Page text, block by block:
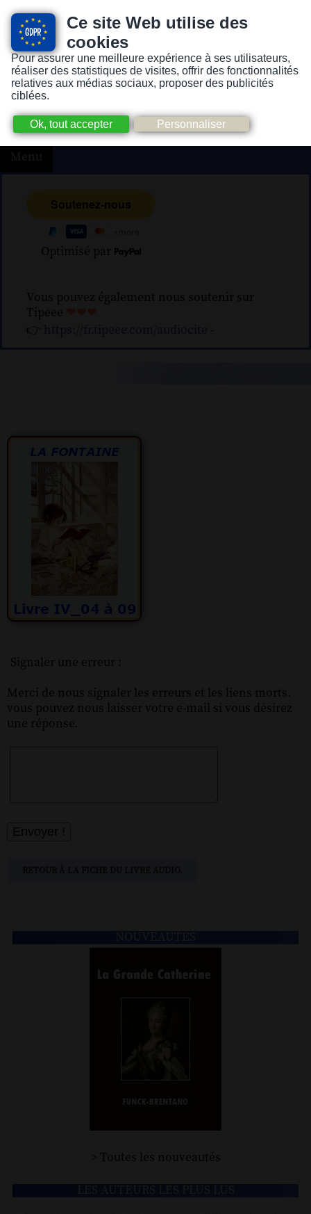
Ce site Web utilise des
cookies
Pour assurer une meilleure expérience à ses utilisateurs,
réaliser des statistiques de visites, offrir des fonctionnalités
relatives aux médias sociaux, proposer des publicités
ciblées.
Version pour personnes mal-voyantes ou non-voyantes
Menu
Optimisé par
Vous pouvez également nous soutenir sur
Tipeee
👉
-
Signaler une erreur :
Merci de nous signaler les erreurs et les liens morts.
vous pouvez nous laisser votre e-mail si vous désirez
une réponse.
> Toutes les nouveautés